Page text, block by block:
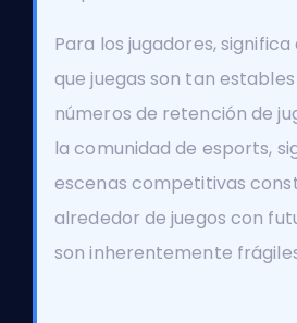
Para los jugadores, significa
que juegas son tan
números de retención de
la comunidad de esports,
escenas competitivas
alrededor de juegos con
son inherentemente